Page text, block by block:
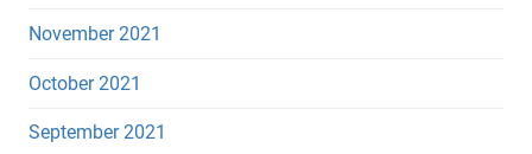
November 2021
October 2021
September 2021